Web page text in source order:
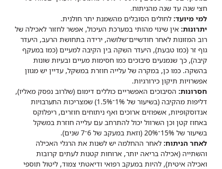
חצי שנה עד שנה מהניתוח.
למי מיועד: לחולים הסובלים מהשמנת יתר חולנית.
יתרונות: אין שינוי מהותי במערכת העיכול, אפשר לחזור לאכילה של
רוב המזונות לאחר חודשיים־שלושה, ירידה בתחושת הרעב, היעדר
גוף זר (כמו טבעת), היעדר השקה בין הקיבה למעיים (כמו במעקף
קיבה), כך שנמנעים סיבוכים כמו חסימות מעיים ובעיות שונות
בהשקה. כמו כן, במקרה של עלייה חוזרת במשקל, עדיין יש מגוון
אפשרויות תיקון כירורגיות.
חסרונות: הסיבוכים האפשריים כוללים דימום (שלרוב נפסק מאליו),
דליפות מהקיבה (בשיעור של 1%־1.5%) שמצריכות התערבויות
אנדוסקופיות, אשפוזים ארוכים ואף ניתוחים חוזרים, ריפלוקס
באחוז קטן וכן השרוול יכול להתרחב עם עלייה חוזרת במשקל
בשיעור של 15%־20% (וזאת במעקב של 6־7 שנים).
לאחר הניתוח: לאחר ההחלמה יש לשנות את הרגלי האכילה
והשתייה (אכילה בריאה יותר, ארוחות קטנות לעתים קרובות
ואכילה איטית), להיות במעקב רפואי ודיאטתי צמוד, ליטול תוספי